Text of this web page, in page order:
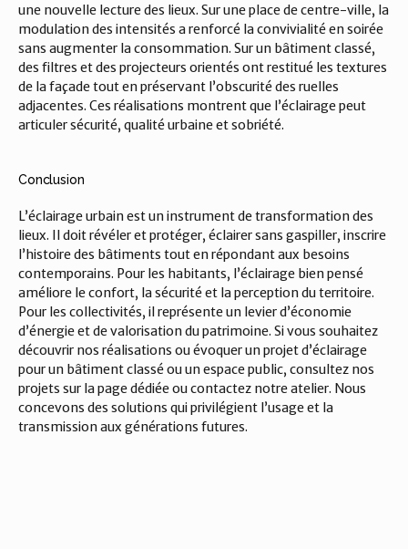
une nouvelle lecture des lieux. Sur une place de centre-ville, la
modulation des intensités a renforcé la convivialité en soirée
sans augmenter la consommation. Sur un bâtiment classé,
des filtres et des projecteurs orientés ont restitué les textures
de la façade tout en préservant l’obscurité des ruelles
adjacentes. Ces réalisations montrent que l’éclairage peut
articuler sécurité, qualité urbaine et sobriété.
Conclusion
L’éclairage urbain est un instrument de transformation des
lieux. Il doit révéler et protéger, éclairer sans gaspiller, inscrire
l’histoire des bâtiments tout en répondant aux besoins
contemporains. Pour les habitants, l’éclairage bien pensé
améliore le confort, la sécurité et la perception du territoire.
Pour les collectivités, il représente un levier d’économie
d’énergie et de valorisation du patrimoine. Si vous souhaitez
découvrir nos réalisations ou évoquer un projet d’éclairage
pour un bâtiment classé ou un espace public, consultez nos
projets sur la page dédiée ou contactez notre atelier. Nous
concevons des solutions qui privilégient l’usage et la
transmission aux générations futures.